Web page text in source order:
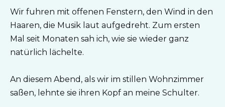
Wir fuhren mit offenen Fenstern, den Wind in den
Haaren, die Musik laut aufgedreht. Zum ersten
Mal seit Monaten sah ich, wie sie wieder ganz
natürlich lächelte.
An diesem Abend, als wir im stillen Wohnzimmer
saßen, lehnte sie ihren Kopf an meine Schulter.